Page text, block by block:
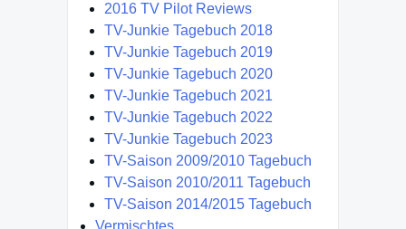
2016 TV Pilot Reviews
TV-Junkie Tagebuch 2018
TV-Junkie Tagebuch 2019
TV-Junkie Tagebuch 2020
TV-Junkie Tagebuch 2021
TV-Junkie Tagebuch 2022
TV-Junkie Tagebuch 2023
TV-Saison 2009/2010 Tagebuch
TV-Saison 2010/2011 Tagebuch
TV-Saison 2014/2015 Tagebuch